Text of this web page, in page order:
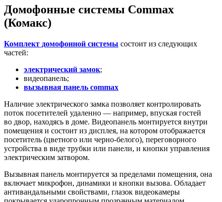
Домофонные системы Commax
(Комакс)
Комплект домофонной системы состоит из следующих
частей:
электрический замок;
видеопанель;
вызывная панель commax
Наличие электрического замка позволяет контролировать
поток посетителей удаленно — например, впуская гостей
во двор, находясь в доме. Видеопанель монтируется внутри
помещения и состоит из дисплея, на котором отображается
посетитель (цветного или черно-белого), переговорного
устройства в виде трубки или панели, и кнопки управления
электрическим затвором.
Вызывная панель монтируется за пределами помещения, она
включает микрофон, динамики и кнопки вызова. Обладает
антивандальными свойствами, глазок видеокамеры